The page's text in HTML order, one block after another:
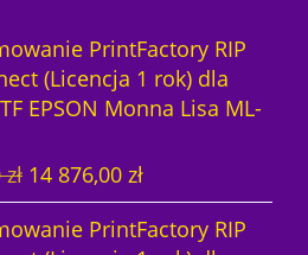
w ó
w
k
t
PrintFactory RIP
(Licencja 1 rok) dla
EPSON Monna Lisa ML-
zł P
i
e
14 876,00 złA
k
t
PrintFactory RIP